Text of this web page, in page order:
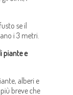
se il
i 3 metri.
piante e
alberi e
breve che